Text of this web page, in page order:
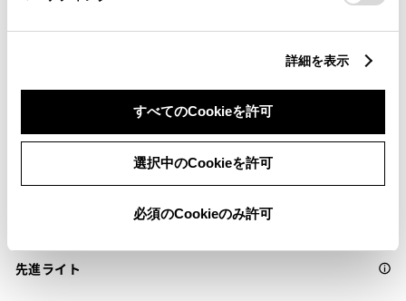
詳細を表示
すべてのCookieを許可
選択中のCookieを許可
必須のCookieのみ許可
衝突被害軽減ブレーキ
Toyota Safety Sense・Lexus Safety Systemのﾌﾟﾘｸﾗｯｼｭｾｰﾌﾃｨ
車線逸脱警報
クルーズコントロール
先進ライト